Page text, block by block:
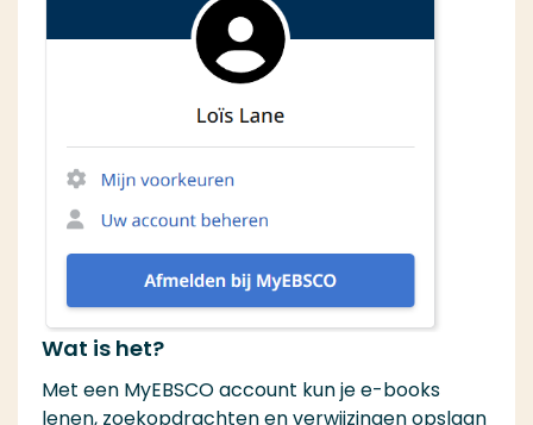
Wat is het?
Met een MyEBSCO account kun je e-books
lenen, zoekopdrachten en verwijzingen opslaan